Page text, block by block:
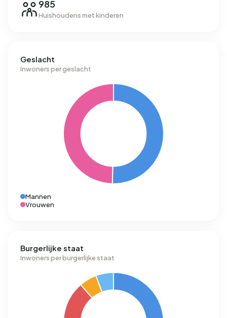
985
Huishoudens met kinderen
Geslacht
Inwoners per geslacht
Mannen
Vrouwen
Burgerlijke staat
Inwoners per burgerlijke staat